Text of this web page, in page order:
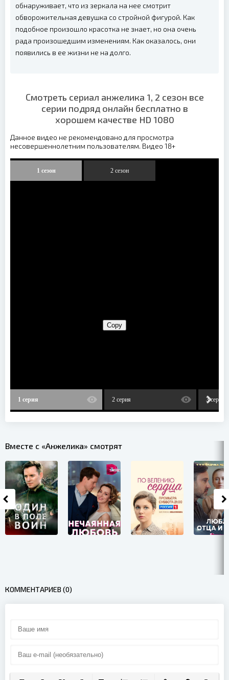
обнаруживает, что из зеркала на нее смотрит
обворожительная девушка со стройной фигурой. Как
подобное произошло красотка не знает, но она очень
рада произошедшим изменениям. Как оказалось, они
появились в ее жизни не на долго.
Смотреть сериал анжелика 1, 2 сезон все
серии подряд онлайн бесплатно в
хорошем качестве HD 1080
Данное видео не рекомендовано для просмотра
несовершеннолетним пользователям. Видео 18+
1 сезон 2 сезон
1 серия 2 серия 3 серия
Вместе с «Анжелика» смотрят
КОММЕНТАРИЕВ (0)